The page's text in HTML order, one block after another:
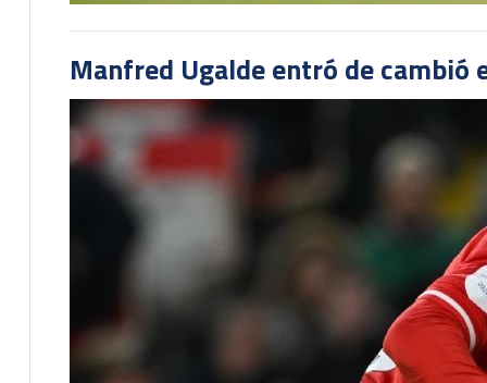
Manfred Ugalde entró de cambió